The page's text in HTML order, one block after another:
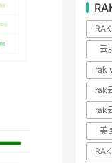
云
美